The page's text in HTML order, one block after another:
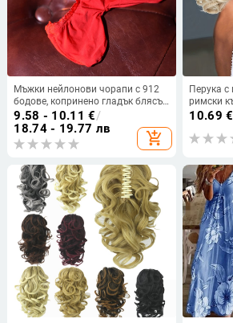
Мъжки нейлонови чорапи с 912
бодове, копринено гладък блясък,
открит интимен дизайн
9.58 - 10.11 €/
18.74 - 19.77 лв
add_shopping_cart
Перука с
римски
10.69 €